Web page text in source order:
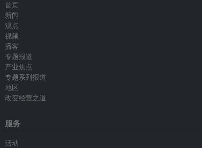
首页
新闻
观点
视频
播客
专题报道
产业焦点
专题系列报道
地区
改变经营之道
服务
活动